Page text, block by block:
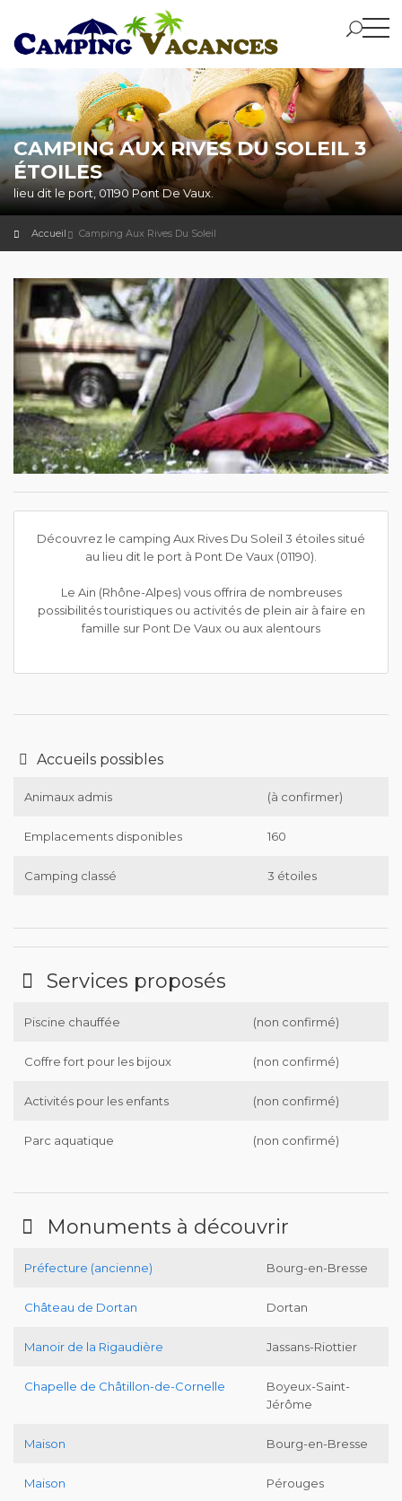
CAMPING AUX RIVES DU SOLEIL 3
ÉTOILES
lieu dit le port, 01190 Pont De Vaux.
Accueil Camping Aux Rives Du Soleil
Découvrez le camping Aux Rives Du Soleil 3 étoiles situé
au lieu dit le port à Pont De Vaux (01190).
Le Ain (Rhône-Alpes) vous offrira de nombreuses
possibilités touristiques ou activités de plein air à faire en
famille sur Pont De Vaux ou aux alentours
Accueils possibles
Animaux admis (à confirmer)
Emplacements disponibles 160
Camping classé 3 étoiles
Services proposés
Piscine chauffée (non confirmé)
Coffre fort pour les bijoux (non confirmé)
Activités pour les enfants (non confirmé)
Parc aquatique (non confirmé)
Monuments à découvrir
Préfecture (ancienne) Bourg-en-Bresse
Château de Dortan Dortan
Manoir de la Rigaudière Jassans-Riottier
Chapelle de Châtillon-de-Cornelle
Boyeux-Saint-
Jérôme
Maison Bourg-en-Bresse
Maison Pérouges